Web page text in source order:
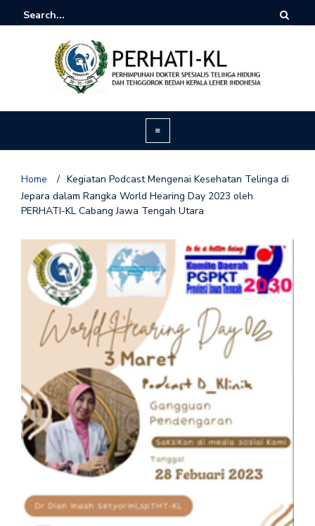
Home / Kegiatan Podcast Mengenai Kesehatan Telinga di
Jepara dalam Rangka World Hearing Day 2023 oleh
PERHATI-KL Cabang Jawa Tengah Utara